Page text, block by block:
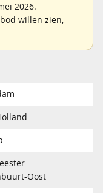
2026.
willen zien,
Oost